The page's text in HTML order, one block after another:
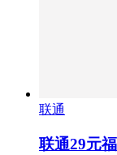
联通
联通29元